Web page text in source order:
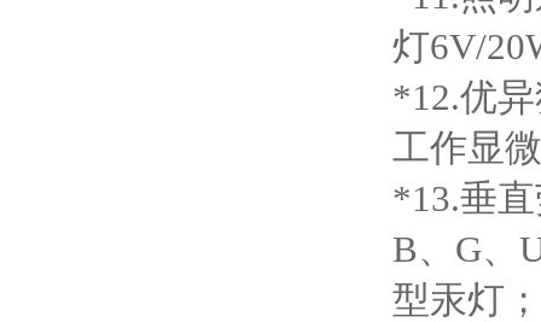
灯6V/
*12.优
工作显
*13.垂
B、G、
型汞灯